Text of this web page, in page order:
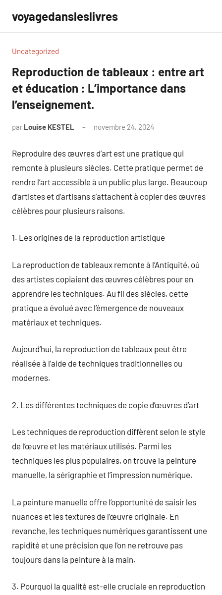
contenu
voyagedansleslivres
Uncategorized
Reproduction de tableaux : entre art
et éducation : L’importance dans
l’enseignement.
par Louise KESTEL novembre 24, 2024
Reproduire des œuvres d’art est une pratique qui
remonte à plusieurs siècles. Cette pratique permet de
rendre l’art accessible à un public plus large. Beaucoup
d’artistes et d’artisans s’attachent à copier des œuvres
célèbres pour plusieurs raisons.
1. Les origines de la reproduction artistique
La reproduction de tableaux remonte à l’Antiquité, où
des artistes copiaient des œuvres célèbres pour en
apprendre les techniques. Au fil des siècles, cette
pratique a évolué avec l’émergence de nouveaux
matériaux et techniques.
Aujourd’hui, la reproduction de tableaux peut être
réalisée à l’aide de techniques traditionnelles ou
modernes.
2. Les différentes techniques de copie d’œuvres d’art
Les techniques de reproduction diffèrent selon le style
de l’œuvre et les matériaux utilisés. Parmi les
techniques les plus populaires, on trouve la peinture
manuelle, la sérigraphie et l’impression numérique.
La peinture manuelle offre l’opportunité de saisir les
nuances et les textures de l’œuvre originale. En
revanche, les techniques numériques garantissent une
rapidité et une précision que l’on ne retrouve pas
toujours dans la peinture à la main.
3. Pourquoi la qualité est-elle cruciale en reproduction